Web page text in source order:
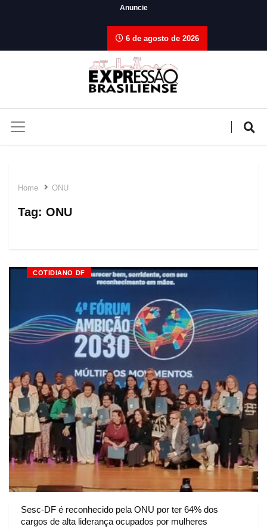
Anuncie
6 de agosto de 2026
Home ONU
Tag: ONU
COTIDIANO DF
Sesc-DF é reconhecido pela ONU por ter 64% dos
cargos de alta liderança ocupados por mulheres